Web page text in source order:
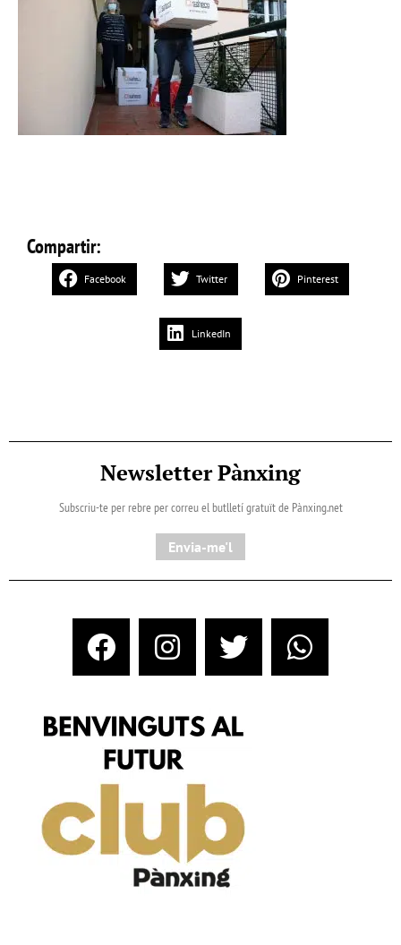
Compartir:
Facebook Twitter Pinterest
LinkedIn
Newsletter Pànxing
Subscriu-te per rebre per correu el butlletí gratuït de Pànxing.net​
Envia-me'l